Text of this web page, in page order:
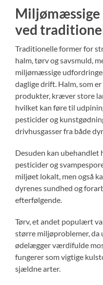
ved
Traditionelle former for
halm, tørv og savsmuld,
miljømæssige
daglige drift. Halm, som
produkter, kræver store
hvilket kan føre til
pesticider og
drivhusgasser fra både
Desuden kan ubehandlet
pesticider og
miljøet lokalt, men også
dyrenes sundhed og
efterfølgende.
Tørv, et andet populært
større miljøproblemer, da
ødelægger værdifulde
fungerer som vigtige
sjældne arter.